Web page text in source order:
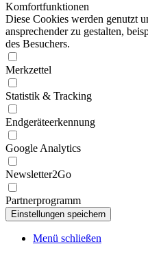
Komfortfunktionen
Diese Cookies werden genutzt
ansprechender zu gestalten,
des Besuchers.
Merkzettel
Statistik & Tracking
Endgeräteerkennung
Google Analytics
Newsletter2Go
Partnerprogramm
Menü schließen